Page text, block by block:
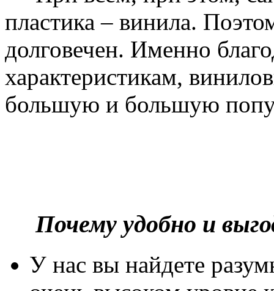
пластика – винила.
долговечен. Именно
характеристикам,
большую и большую
Почему удобно и
У нас вы найдете